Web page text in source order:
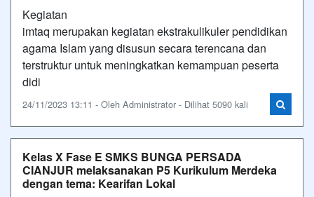
Kegiatan
imtaq merupakan kegiatan ekstrakulikuler pendidikan
agama Islam yang disusun secara terencana dan
terstruktur untuk meningkatkan kemampuan peserta
didi
24/11/2023 13:11 - Oleh Administrator - Dilihat 5090 kali
Kelas X Fase E SMKS BUNGA PERSADA
CIANJUR melaksanakan P5 Kurikulum Merdeka
dengan tema: Kearifan Lokal